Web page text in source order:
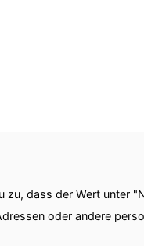
dass der Wert unter
oder andere